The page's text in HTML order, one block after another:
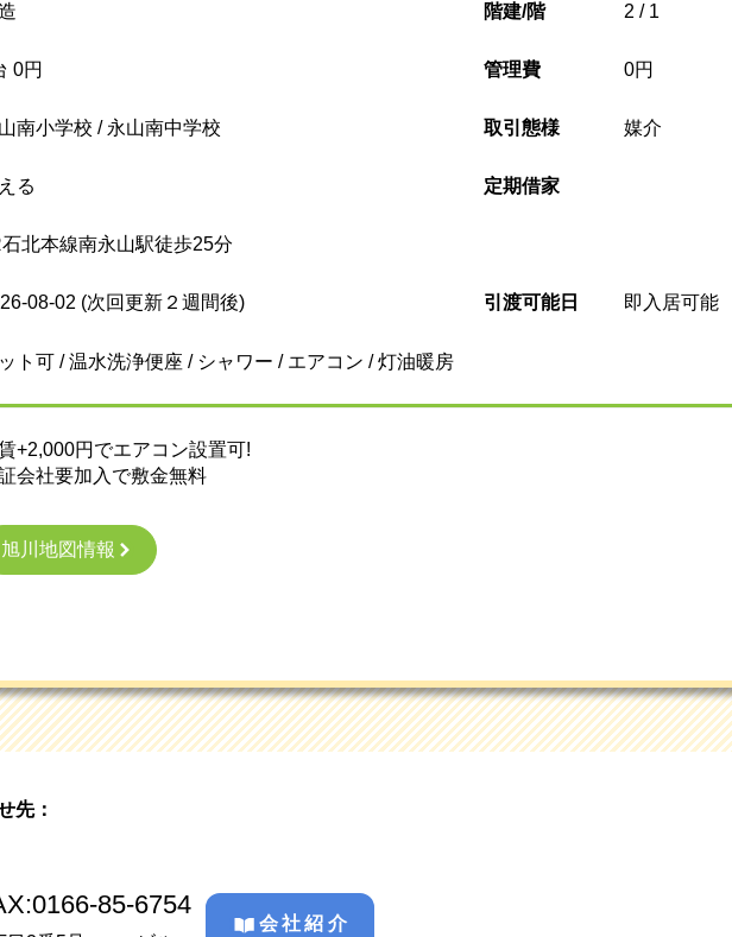
階建/階 2 / 1
0円 管理費 0円
南小学校 / 永山南中学校 取引態様 媒介
る 定期借家
北本線南永山駅徒歩25分
08-02 (次回更新２週間後) 引渡可能日 即入居可能
ト可 / 温水洗浄便座 / シャワー / エアコン / 灯油暖房
+2,000円でエアコン設置可!
会社要加入で敷金無料
旭川地図情報
先：
85-6754
会社紹介